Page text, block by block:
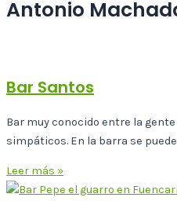
Antonio
Bar Santos
Bar muy conocido entre la
simpáticos. En la barra se
Leer más »